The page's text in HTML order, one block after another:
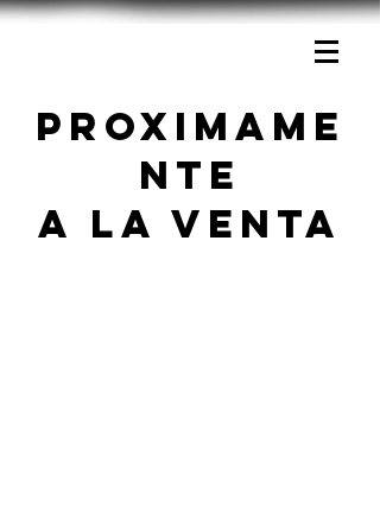
PROXIMAME
NTE
A LA VENTA